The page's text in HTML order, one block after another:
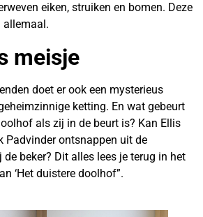
eiken, struiken en bomen. Deze
allemaal.
meisje
doet er ook een mysterieus
ketting. En wat gebeurt
als zij in de beurt is? Kan Ellis
Padvinder ontsnappen uit de
beker? Dit alles lees je terug in het
‘Het duistere doolhof”.